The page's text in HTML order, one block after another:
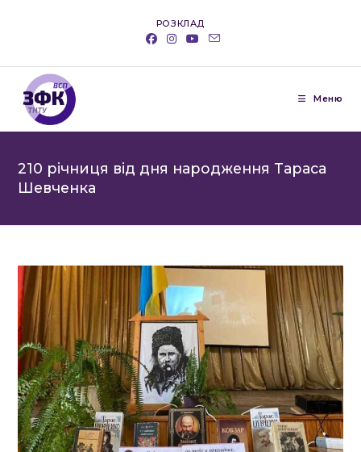
РОЗКЛАД
Меню
210 річниця від дня народження Тараса
Шевченка